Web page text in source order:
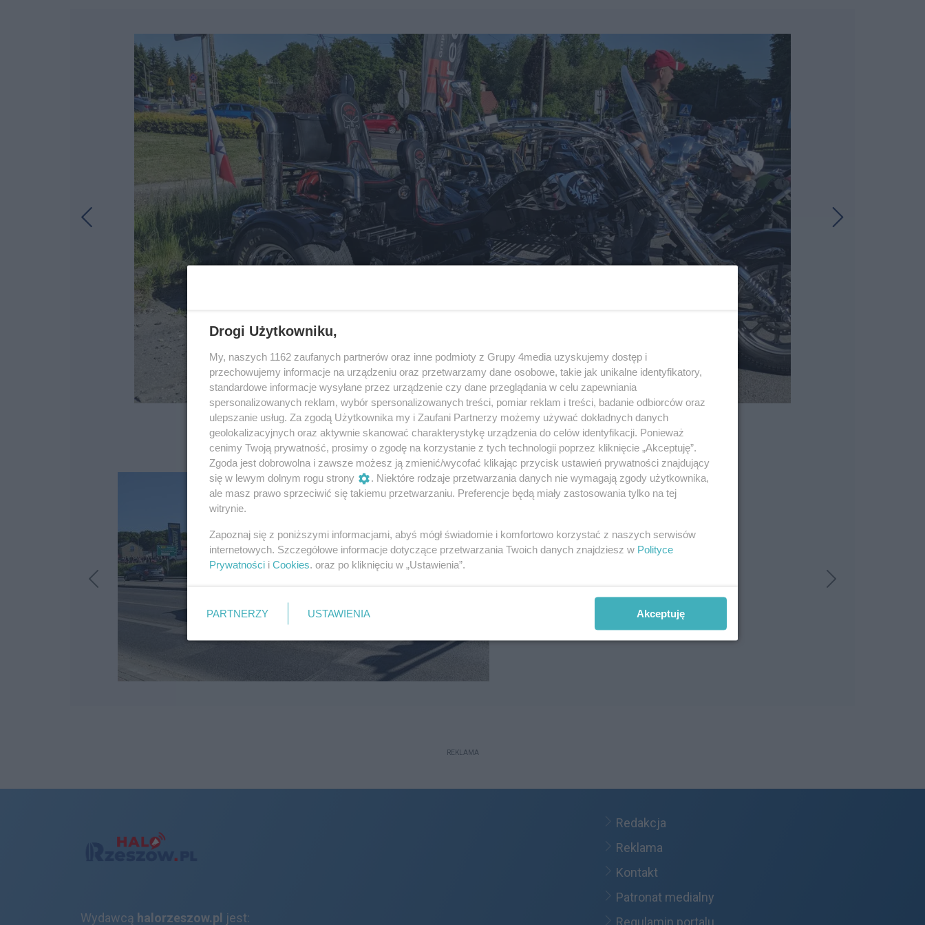
26 / 45
REKLAMA
Wydawcą halorzeszow.pl jest:
Redakcja
Reklama
Kontakt
Patronat medialny
Regulamin portalu
Drogi Użytkowniku,
My, naszych 1162 zaufanych partnerów oraz inne podmioty z Grupy 4media uzyskujemy dostęp i
przechowujemy informacje na urządzeniu oraz przetwarzamy dane osobowe, takie jak unikalne identyfikatory,
standardowe informacje wysyłane przez urządzenie czy dane przeglądania w celu zapewniania
spersonalizowanych reklam, wybór spersonalizowanych treści, pomiar reklam i treści, badanie odbiorców oraz
ulepszanie usług. Za zgodą Użytkownika my i Zaufani Partnerzy możemy używać dokładnych danych
geolokalizacyjnych oraz aktywnie skanować charakterystykę urządzenia do celów identyfikacji. Ponieważ
cenimy Twoją prywatność, prosimy o zgodę na korzystanie z tych technologii poprzez kliknięcie „Akceptuję”.
Zgoda jest dobrowolna i zawsze możesz ją zmienić/wycofać klikając przycisk ustawień prywatności znajdujący
się w lewym dolnym rogu strony
. Niektóre rodzaje przetwarzania danych nie wymagają zgody użytkownika,
ale masz prawo sprzeciwić się takiemu przetwarzaniu. Preferencje będą miały zastosowania tylko na tej
witrynie.
Zapoznaj się z poniższymi informacjami, abyś mógł świadomie i komfortowo korzystać z naszych serwisów
internetowych. Szczegółowe informacje dotyczące przetwarzania Twoich danych znajdziesz w Polityce
Prywatności i Cookies. oraz po kliknięciu w „Ustawienia”.
PARTNERZY USTAWIENIA Akceptuję